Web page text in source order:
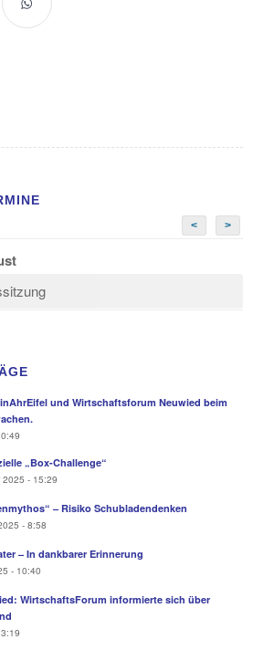
< >
und Wirtschaftsforum Neuwied beim
„Box-Challenge“
- 15:29
– Risiko Schubladendenken
- 8:58
– In dankbarer Erinnerung
- 10:40
WirtschaftsForum informierte sich über